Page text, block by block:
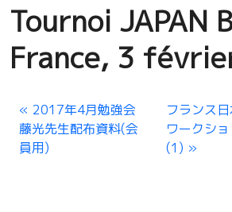
Tournoi JAPAN
France, 3
2017年4月勉強会
藤光先生配布資料(会
員用)
フランス
ワークシ
(1)